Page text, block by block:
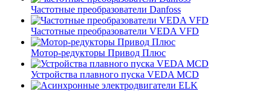
Частотные преобразователи Danfoss
Частотные преобразователи VEDA VFD
Мотор-редукторы Привод Плюс
Устройства плавного пуска VEDA MCD